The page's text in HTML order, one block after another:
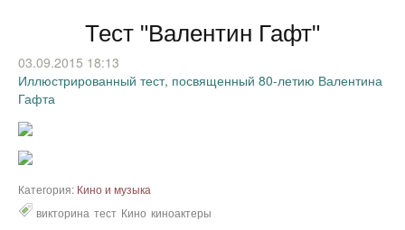
Тест "Валентин Гафт"
03.09.2015 18:13
Иллюстрированный тест, посвященный 80-летию Валентина
Гафта
Категория: Кино и музыка
викторина тест Кино киноактеры